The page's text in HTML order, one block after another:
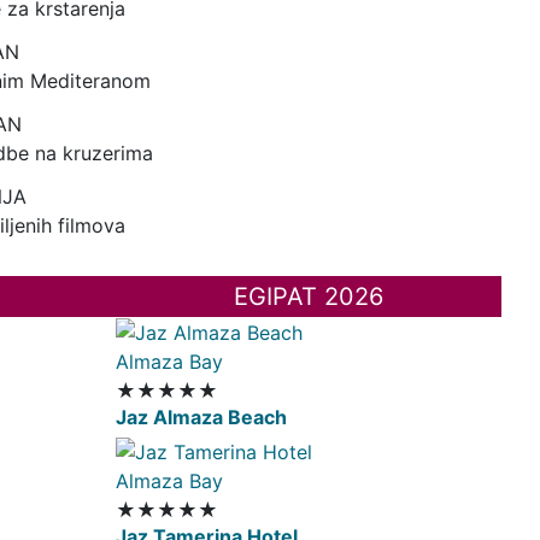
krstarenja
Mediteranom
na kruzerima
filmova
EGIPAT 2026
Almaza Bay
★★★★★
Jaz Almaza Beach
Almaza Bay
★★★★★